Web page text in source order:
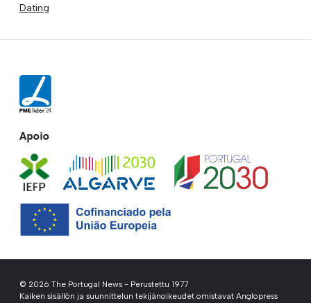
Dating
Apoio
© 2026 The Portugal News - Perustettu 1977
Kaiken sisällön ja suunnittelun tekijänoikeudet omistavat Anglopress